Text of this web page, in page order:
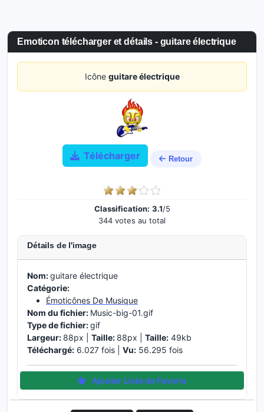
Emoticon télécharger et détails - guitare électrique
Icône guitare électrique
Télécharger Retour
Classification: 3.1/5
344 votes au total
Détails de l'image
Nom:guitare électrique
Catégorie:
Émoticônes De Musique
Nom du fichier: Music-big-01.gif
Type de fichier:gif
Largeur: 88px | Taille: 88px | Taille: 49kb
Téléchargé: 6.027 fois | Vu: 56.295 fois
Ajouter Liste de Favoris